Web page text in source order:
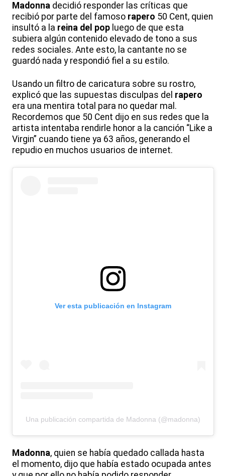
Madonna decidió responder las críticas que
recibió por parte del famoso rapero 50 Cent, quien
insultó a la reina del pop luego de que esta
subiera algún contenido elevado de tono a sus
redes sociales. Ante esto, la cantante no se
guardó nada y respondió fiel a su estilo.
Usando un filtro de caricatura sobre su rostro,
explicó que las supuestas disculpas del rapero
era una mentira total para no quedar mal.
Recordemos que 50 Cent dijo en sus redes que la
artista intentaba rendirle honor a la canción “Like a
Virgin” cuando tiene ya 63 años, generando el
repudio en muchos usuarios de internet.
Ver esta publicación en Instagram
Una publicación compartida de Madonna (@madonna)
Madonna, quien se había quedado callada hasta
el momento, dijo que había estado ocupada antes